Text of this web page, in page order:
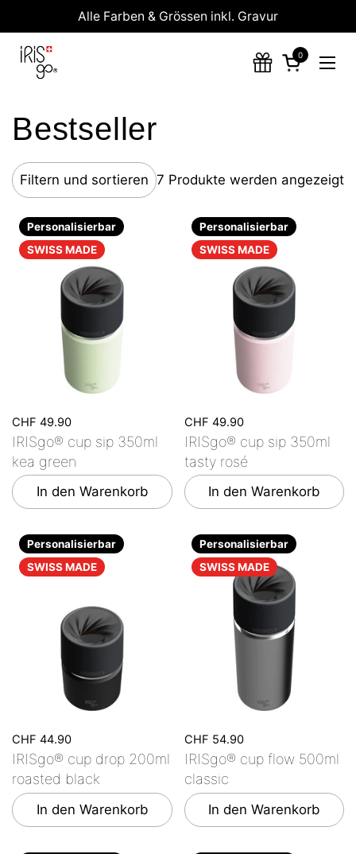
Zum Inhalt springenAlle Farben & Grössen inkl. Gravur
Warenkorb
0
Bestseller
Filtern und sortieren 7 Produkte werden angezeigt
CHF 49.90
IRISgo® cup sip 350ml
kea green
In den Warenkorb
Personalisierbar
SWISS MADE
CHF 49.90
IRISgo® cup sip 350ml
tasty rosé
In den Warenkorb
Personalisierbar
SWISS MADE
CHF 44.90
IRISgo® cup drop 200ml
roasted black
In den Warenkorb
Personalisierbar
SWISS MADE
CHF 54.90
IRISgo® cup flow 500ml
classic
In den Warenkorb
Personalisierbar
SWISS MADE